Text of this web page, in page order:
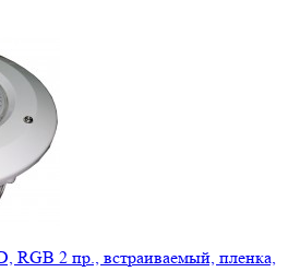
RGB 2 пр., встраиваемый, пленка,